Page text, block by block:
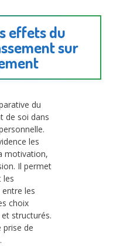
effets du
sur
du
de soi dans
les
motivation,
Il permet
les
les
choix
structurés.
prise de